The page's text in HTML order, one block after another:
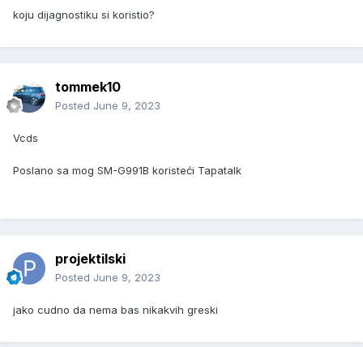
koju dijagnostiku si koristio?
tommek10
Posted June 9, 2023
Vcds
Poslano sa mog SM-G991B koristeći Tapatalk
projektilski
Posted June 9, 2023
jako cudno da nema bas nikakvih greski